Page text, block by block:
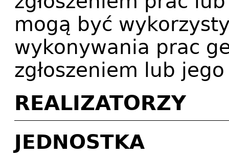
mogą być
wykonywania prac
zgłoszeniem lub
REALIZATORZY
JEDNOSTKA